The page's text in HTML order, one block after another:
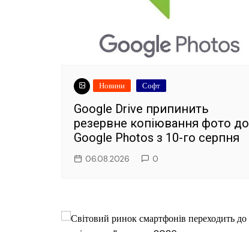
Новини Софт
Google Drive припинить
резервне копіювання фото до
Google Photos з 10-го серпня
06.08.2026 0